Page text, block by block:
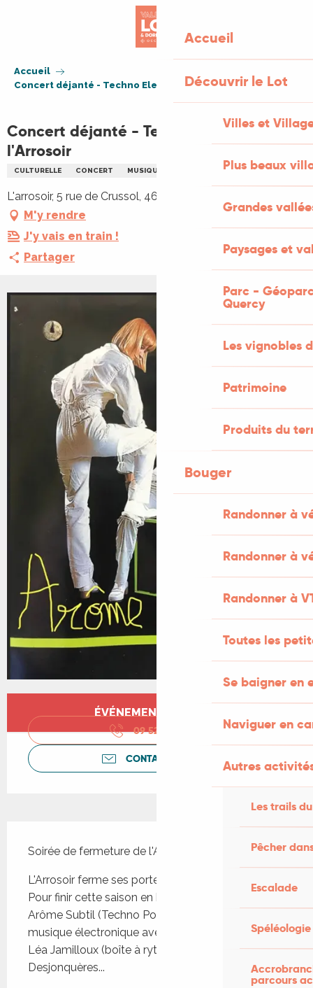
Accueil
Découvrir le Lot
Villes et
Plus beaux
Grandes
Paysages et
Parc -
Quercy
Les vignobles
Patrimoine
Produits du
Bouger
Randonner à
Randonner à
Randonner à
Toutes les
Se baigner en
Naviguer en
Autres
Les trails
Pêcher
Escalade
Spéléologie
parcours
Accueil
Concert déjanté - Techno Electroclash à l'Arrosoir
Concert déjanté - Techno Electroclash à
l'Arrosoir
CULTURELLE CONCERT MUSIQUE
L'arrosoir, 5 rue de Crussol, 46100 Figeac
M'y rendre
J'y vais en train !
Partager
Ouverture et coordonnées
ÉVÉNEMENT TERMINÉ
09 52 25 07
CONTACTEZ-NOUS
Soirée de fermeture de l'Arrosoir !
L'Arrosoir ferme ses portes du 12 juillet au 19 août.
Pour finir cette saison en beauté, il accueille
Arôme Subtil (Techno Pop Crado), un duo de
musique électronique aveyronnais composé de
Léa Jamilloux (boîte à rythme et voix) et de Blaise
Desjonquères...